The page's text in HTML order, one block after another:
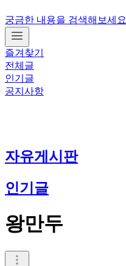
궁금한 내용을 검색해보세요
즐겨찾기
전체글
인기글
공지사항
자유게시판
인기글
왕만두